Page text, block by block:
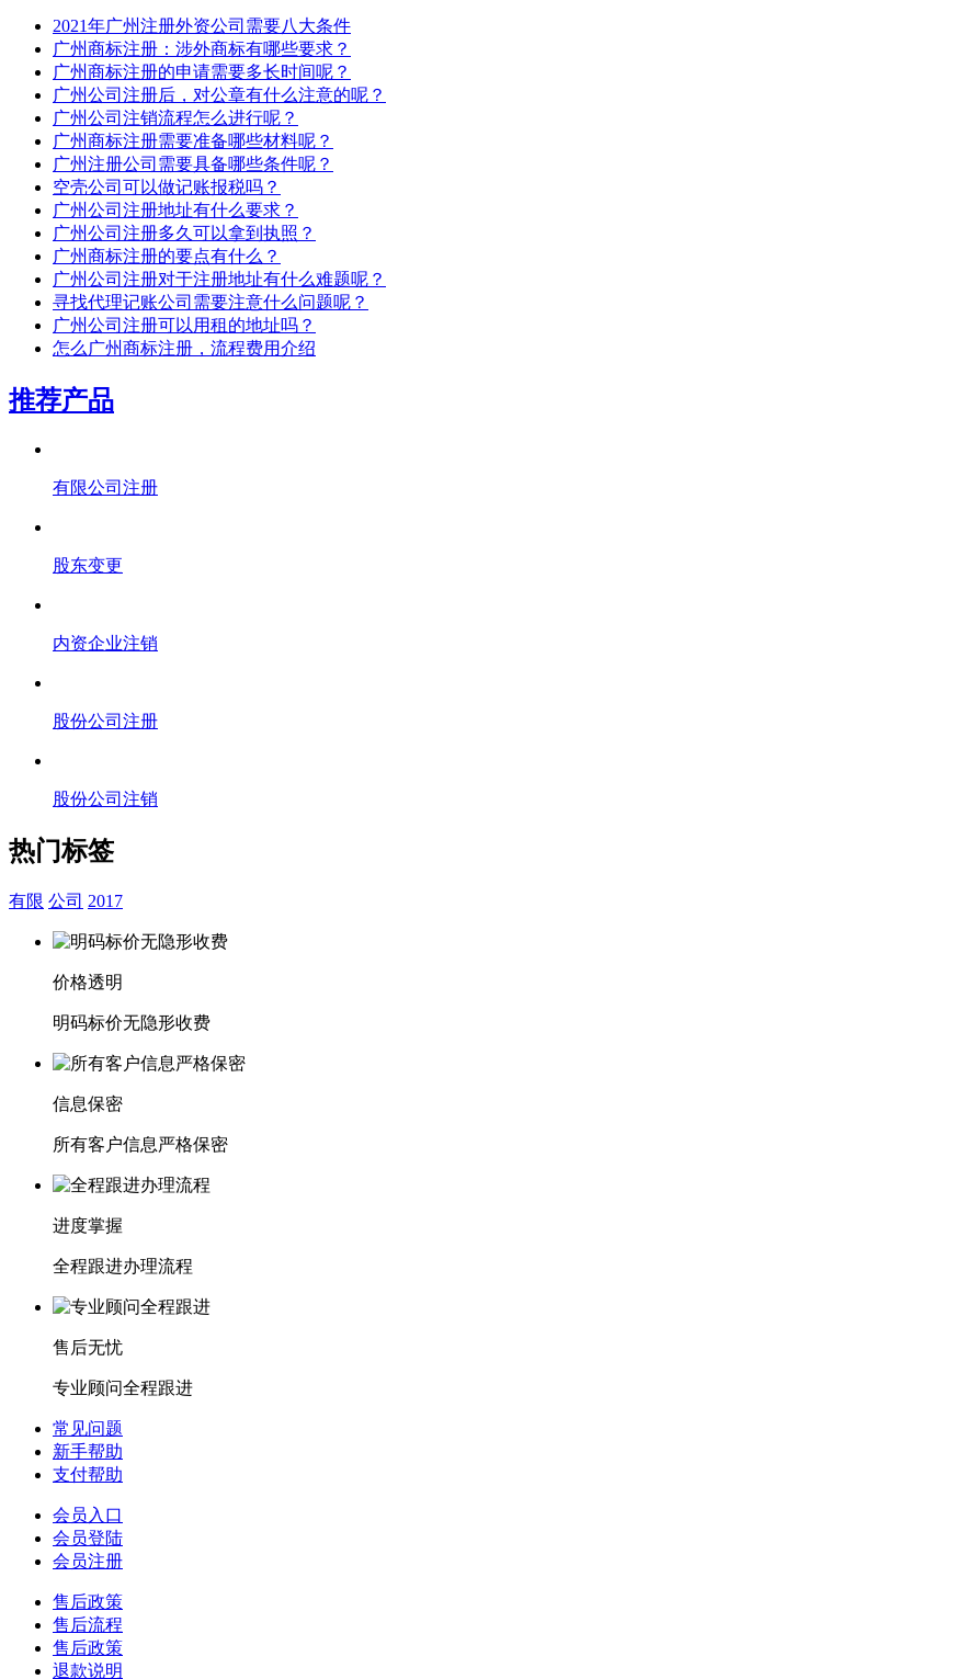
2021年广州注册外资公司需要八大条件
广州商标注册：涉外商标有哪些要求？
广州商标注册的申请需要多长时间呢？
广州公司注册后，对公章有什么注意的呢？
广州公司注销流程怎么进行呢？
广州商标注册需要准备哪些材料呢？
广州注册公司需要具备哪些条件呢？
空壳公司可以做记账报税吗？
广州公司注册地址有什么要求？
广州公司注册多久可以拿到执照？
广州商标注册的要点有什么？
广州公司注册对于注册地址有什么难题呢？
寻找代理记账公司需要注意什么问题呢？
广州公司注册可以用租的地址吗？
怎么广州商标注册，流程费用介绍
推荐产品
有限公司注册
股东变更
内资企业注销
股份公司注册
股份公司注销
热门标签
有限 公司 2017
价格透明
明码标价无隐形收费
信息保密
所有客户信息严格保密
进度掌握
全程跟进办理流程
售后无忧
专业顾问全程跟进
常见问题
新手帮助
支付帮助
会员入口
会员登陆
会员注册
售后政策
售后流程
售后政策
退款说明